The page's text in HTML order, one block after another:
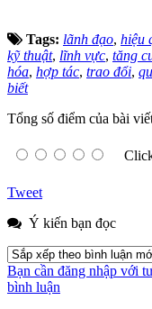
Tags: lãnh đạo, hiệu
kỹ thuật, lĩnh vực, tăng
hóa, hợp tác, trao đổi,
biết
Tổng số điểm của bài
Tweet
Ý kiến bạn đọc
Bạn cần đăng nhập với
bình luận